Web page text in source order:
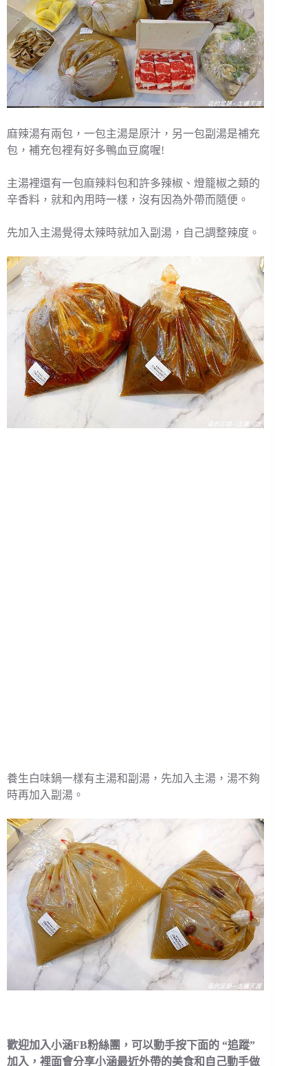
麻辣湯有兩包，一包主湯是原汁，另一包副湯是補充
包，補充包裡有好多鴨血豆腐喔!
主湯裡還有一包麻辣料包和許多辣椒、燈籠椒之類的
辛香料，就和內用時一樣，沒有因為外帶而隨便。
先加入主湯覺得太辣時就加入副湯，自己調整辣度。
養生白味鍋一樣有主湯和副湯，先加入主湯，湯不夠
時再加入副湯。
歡迎加入小涵FB粉絲團，可以動手按下面的 “追蹤”
加入，裡面會分享小涵最近外帶的美食和自己動手做